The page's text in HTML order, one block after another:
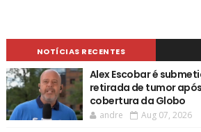
NOTÍCIAS RECENTES
Alex Escobar é
retirada de tumor
cobertura da Globo
andre Aug 07, 2026